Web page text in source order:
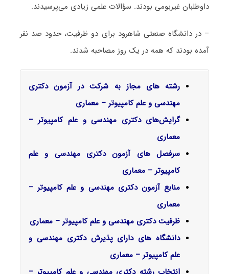
داوطلبان غیربومی بودند. سؤالات علمی زیادی می‌پرسیدند.
– در دانشگاه صنعتی شاهرود برای دو ظرفیت، حدود صد نفر
آمده بودند که همه در یک روز مصاحبه شدند.
رشته های مجاز به شرکت در آزمون دکتری
مهندسی و علم کامپیوتر – معماری
گرایش‌های دکتری مهندسی و علم کامپیوتر –
معماری
سرفصل‌ های آزمون دکتری مهندسی و علم
کامپیوتر – معماری
منابع آزمون دکتری مهندسی و علم کامپیوتر –
معماری
ظرفیت دکتری مهندسی و علم کامپیوتر – معماری
دانشگاه های دارای پذیرش دکتری مهندسی و
علم کامپیوتر – معماری